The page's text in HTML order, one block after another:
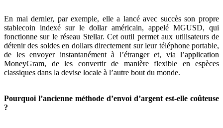
En mai dernier, par exemple, elle a lancé avec succès son propre
stablecoin indexé sur le dollar américain, appelé MGUSD, qui
fonctionne sur le réseau Stellar. Cet outil permet aux utilisateurs de
détenir des soldes en dollars directement sur leur téléphone portable,
de les envoyer instantanément à l’étranger et, via l’application
MoneyGram, de les convertir de manière flexible en espèces
classiques dans la devise locale à l’autre bout du monde.
Pourquoi l’ancienne méthode d’envoi d’argent est-elle coûteuse
?